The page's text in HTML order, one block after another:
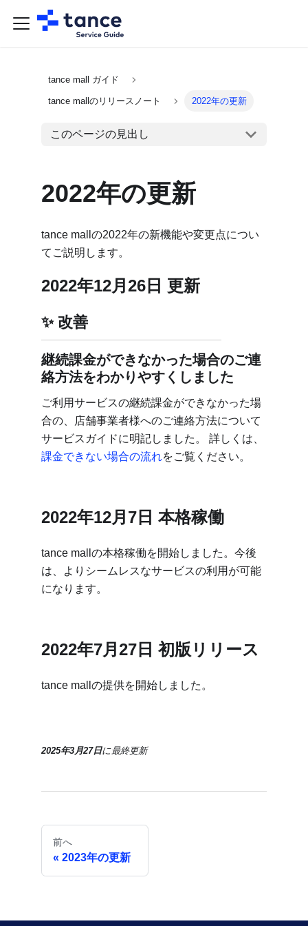
tance mall ガイド
tance mallのリリースノート 2022年の更新
このページの見出し
2022年の更新
tance mallの2022年の新機能や変更点につい
てご説明します。
2022年12月26日 更新
改善
継続課金ができなかった場合のご連
絡方法をわかりやすくしました
ご利用サービスの継続課金ができなかった場
合の、店舗事業者様へのご連絡方法について
サービスガイドに明記しました。 詳しくは、
課金できない場合の流れをご覧ください。
2022年12月7日 本格稼働
tance mallの本格稼働を開始しました。今後
は、よりシームレスなサービスの利用が可能
になります。
2022年7月27日 初版リリース
tance mallの提供を開始しました。
2025年3月27日に最終更新
前へ
2023年の更新